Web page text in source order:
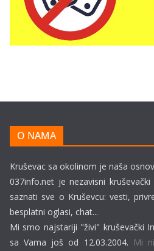
O NAMA
Kruševac sa okolinom je naša
037info.net je nezavisni
saznati sve o Kruševcu: vesti,
besplatni oglasi, chat...
Mi smo najstariji "živi" kruševački
sa Vama još od 12.03.2004. Mi